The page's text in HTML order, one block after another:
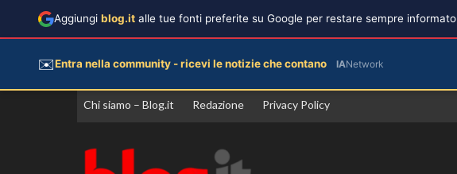
Vai
Chi siamo – Blog.it Redazione Privacy Policy
Aggiungi blog.it alle tue fonti preferite su Google per restare sempre informato
✉️Entra nella community - ricevi le notizie che contano IANetwork